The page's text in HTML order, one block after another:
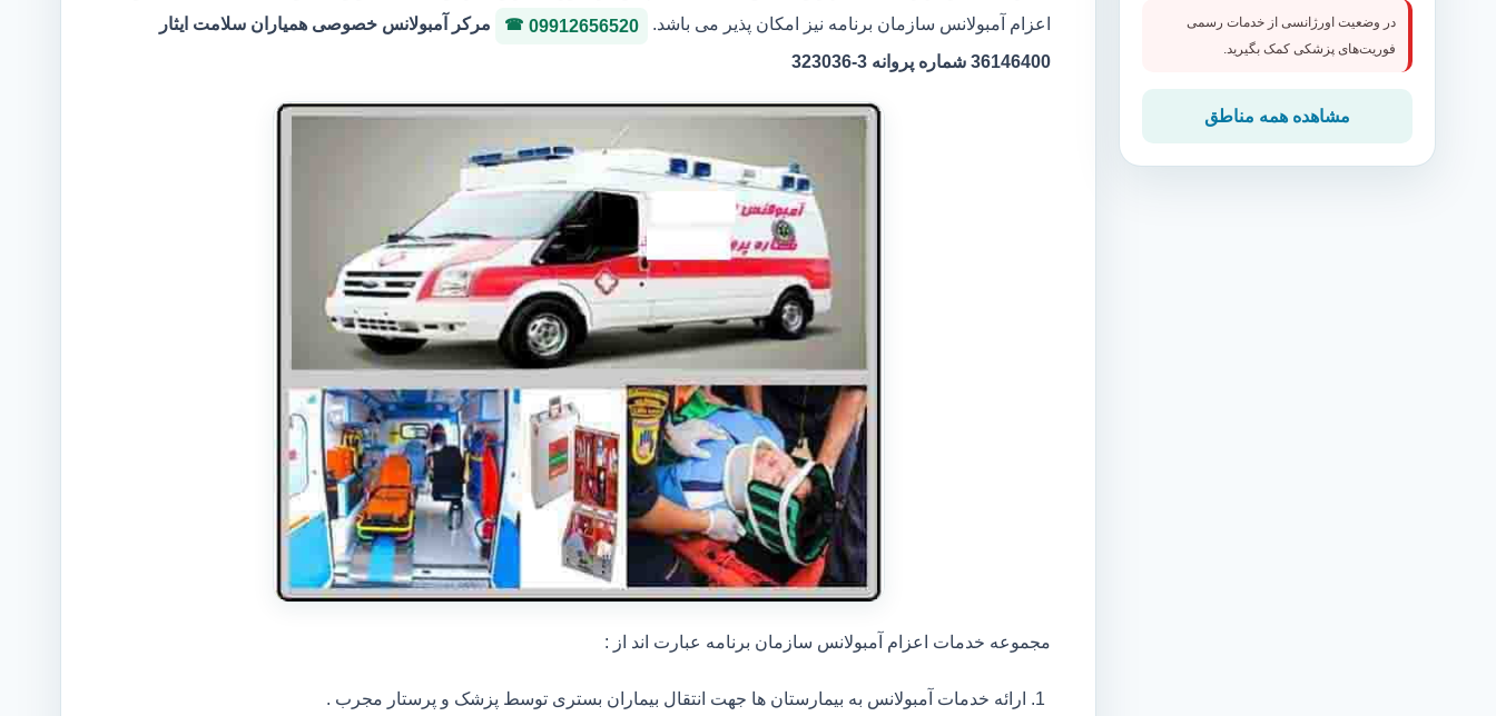
اعزام آمبولانس سازمان برنامه نیز امکان پذیر می باشد.
09912656520
مرکر آمبولانس خصوصی همیاران سلامت ایثار
36146400 شماره پروانه 3-323036
مجموعه خدمات اعزام آمبولانس سازمان برنامه عبارت اند از :
ارائه خدمات آمبولانس به بیمارستان ها جهت انتقال بیماران بستری توسط پزشک و پرستار مجرب .
در وضعیت اورژانسی از خدمات رسمی
فوریت‌های پزشکی کمک بگیرید.
مشاهده همه مناطق